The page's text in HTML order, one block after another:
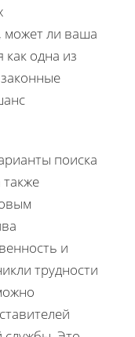
может ли ваша
как одна из
поиска
и
трудности